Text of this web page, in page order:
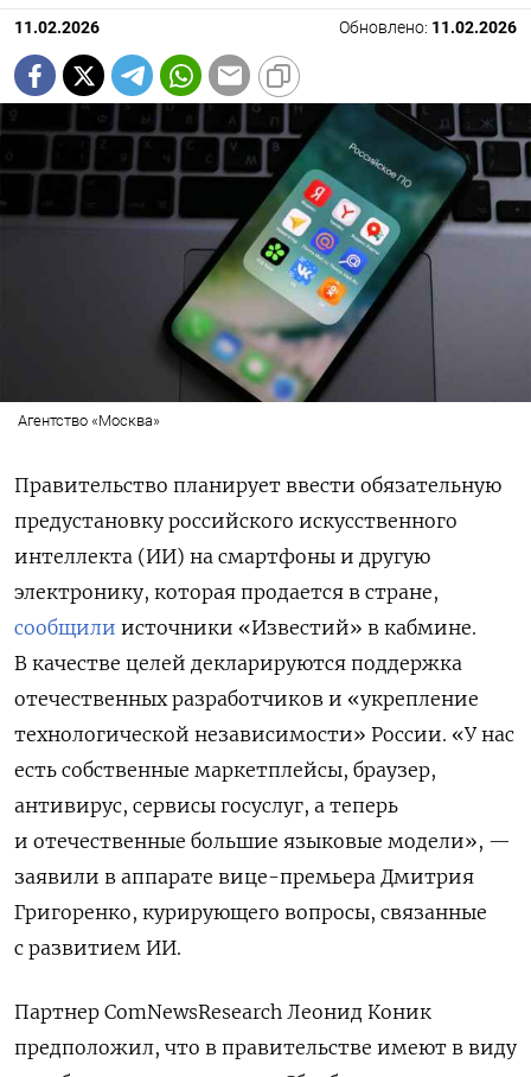
11.02.2026 Обновлено: 11.02.2026
Агентство «Москва»
Правительство планирует ввести обязательную
предустановку российского искусственного
интеллекта (ИИ) на смартфоны и другую
электронику, которая продается в стране,
сообщили источники «Известий» в кабмине.
В качестве целей декларируются поддержка
отечественных разработчиков и «укрепление
технологической независимости» России. «У нас
есть собственные маркетплейсы, браузер,
антивирус, сервисы госуслуг, а теперь
и отечественные большие языковые модели», —
заявили в аппарате вице-премьера Дмитрия
Григоренко, курирующего вопросы, связанные
с развитием ИИ.
Партнер ComNewsResearch Леонид Коник
предположил, что в правительстве имеют в виду